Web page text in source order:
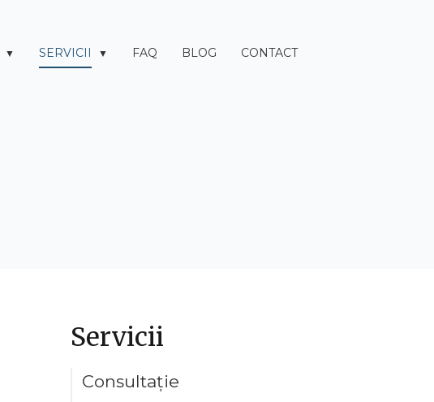
▼ SERVICII ▼ FAQ BLOG CONTACT
Servicii
Consultație